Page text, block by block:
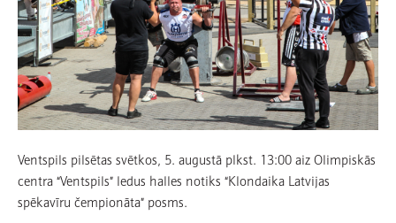
Ventspils pilsētas svētkos, 5. augustā plkst. 13:00 aiz Olimpiskās
centra “Ventspils” ledus halles notiks “Klondaika Latvijas
spēkavīru čempionāta” posms.